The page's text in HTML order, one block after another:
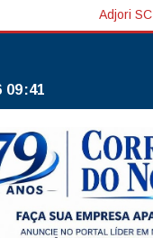
Adjori SC
09:41